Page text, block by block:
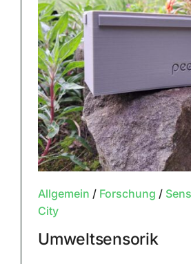
Allgemein / Forschung /
City
Umweltsensorik